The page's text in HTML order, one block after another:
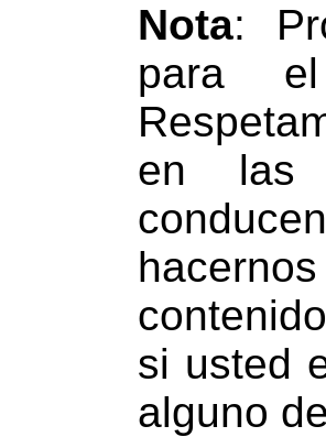
Nota:
para
en las
si usted
alguno